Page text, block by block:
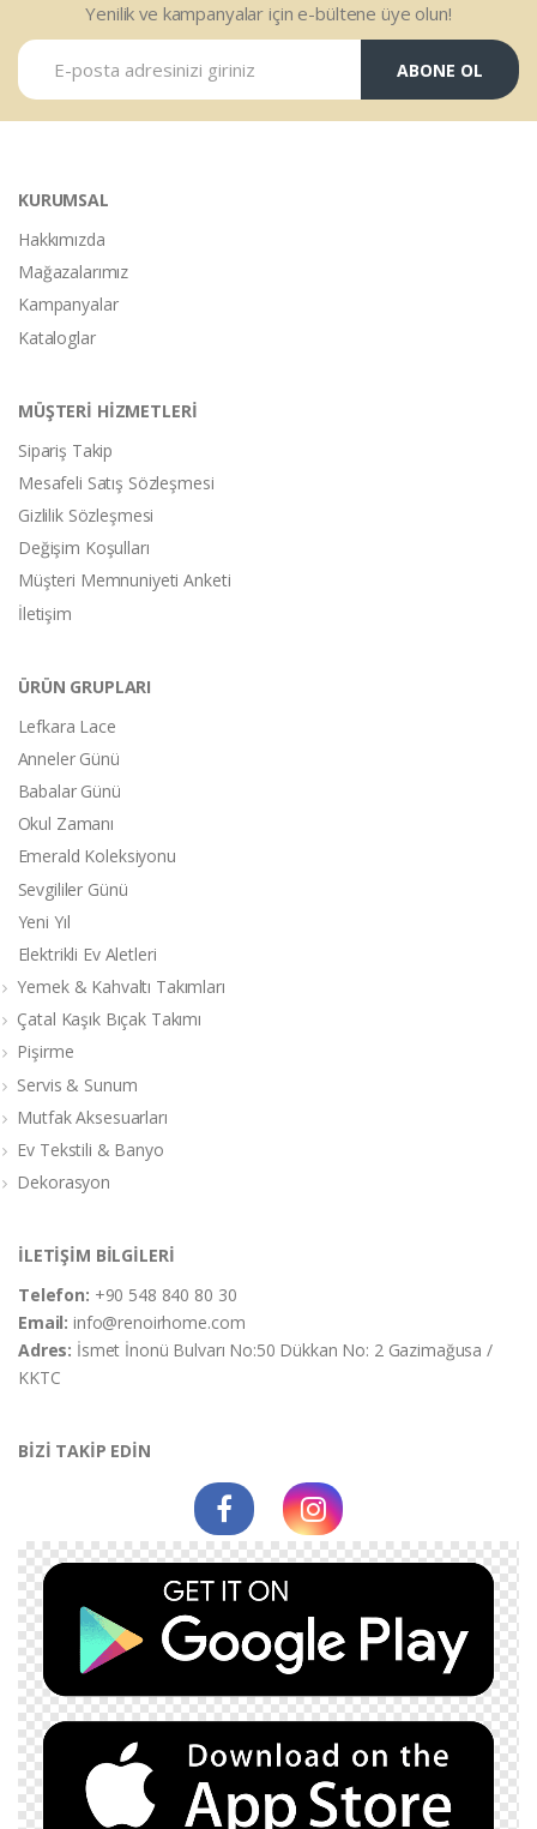
Yenilik ve kampanyalar için e-bültene üye olun!
ABONE OL
KURUMSAL
Hakkımızda
Mağazalarımız
Kampanyalar
Kataloglar
MÜŞTERİ HİZMETLERİ
Sipariş Takip
Mesafeli Satış Sözleşmesi
Gizlilik Sözleşmesi
Değişim Koşulları
Müşteri Memnuniyeti Anketi
İletişim
ÜRÜN GRUPLARI
Lefkara Lace
Anneler Günü
Babalar Günü
Okul Zamanı
Emerald Koleksiyonu
Sevgililer Günü
Yeni Yıl
Elektrikli Ev Aletleri
Yemek & Kahvaltı Takımları
Çatal Kaşık Bıçak Takımı
Pişirme
Servis & Sunum
Mutfak Aksesuarları
Ev Tekstili & Banyo
Dekorasyon
İLETİŞİM BİLGİLERİ
Telefon: +90 548 840 80 30
Email:info@renoirhome.com
Adres: İsmet İnonü Bulvarı No:50 Dükkan No: 2 Gazimağusa /
KKTC
BİZİ TAKİP EDİN